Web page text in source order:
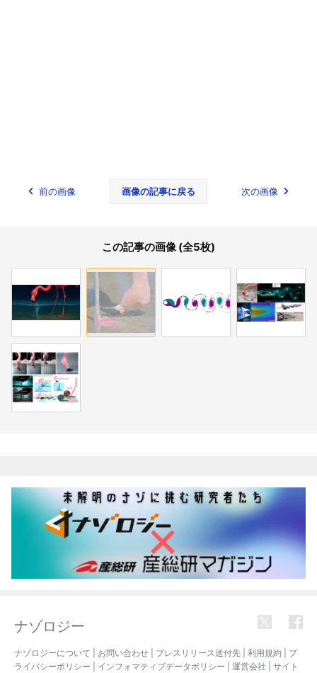
前の画像 画像の記事に戻る 次の画像
この記事の画像 (全5枚)
ナゾロジー
ナゾロジーについて お問い合わせ プレスリリース送付先 利用規約
プ
ライバシーポリシー
インフォマティブデータポリシー 運営会社 サイト